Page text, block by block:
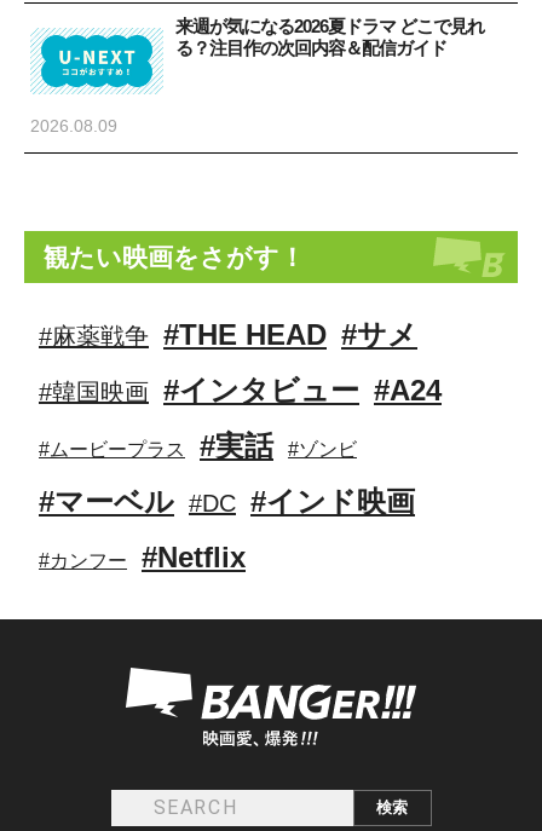
来週が気になる2026夏ドラマ どこで見れ
る？注目作の次回内容＆配信ガイド
2026.08.09
観たい映画をさがす！
#麻薬戦争 #THE HEAD #サメ
#韓国映画 #インタビュー #A24
#ムービープラス #実話 #ゾンビ
#マーベル #DC #インド映画
#カンフー #Netflix